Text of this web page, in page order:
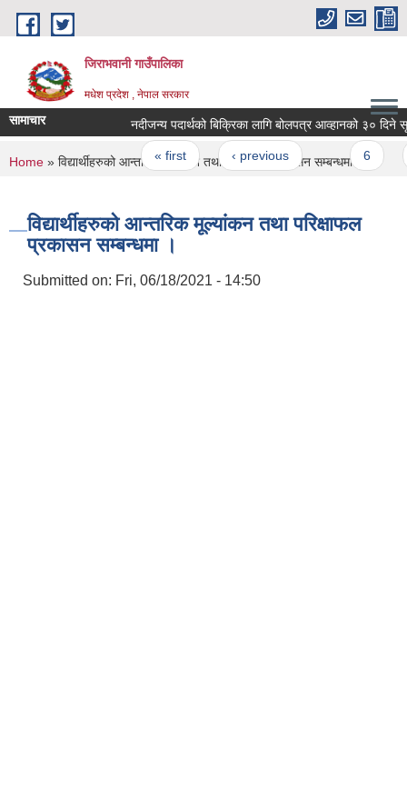
Skip to main content
जिराभवानी गाउँपालिका
मधेश प्रदेश , नेपाल सरकार
सामाचार नदीजन्य पदार्थको बिक्रिका लागि बोलपत्र आव्हानको ३० दिने
Pages
« first ‹ previous … 6
You are here
Home » विद्यार्थीहरुको आन्तरिक मूल्यांकन तथा परिक्षाफल प्रकासन सम्बन्धमा ।
विद्यार्थीहरुको आन्तरिक मूल्यांकन तथा परिक्षाफल
प्रकासन सम्बन्धमा ।
Submitted on: Fri, 06/18/2021 - 14:50